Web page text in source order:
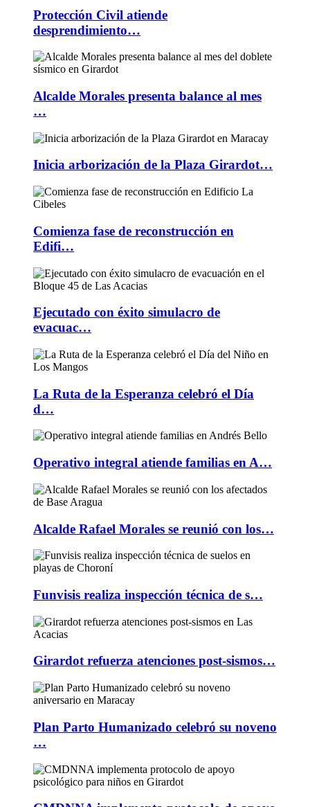
Protección Civil atiende
desprendimiento…
Alcalde Morales presenta balance al mes
…
Inicia arborización de la Plaza Girardot…
Comienza fase de reconstrucción en
Edifi…
Ejecutado con éxito simulacro de
evacuac…
La Ruta de la Esperanza celebró el Día
d…
Operativo integral atiende familias en A…
Alcalde Rafael Morales se reunió con los…
Funvisis realiza inspección técnica de s…
Girardot refuerza atenciones post-sismos…
Plan Parto Humanizado celebró su noveno
…